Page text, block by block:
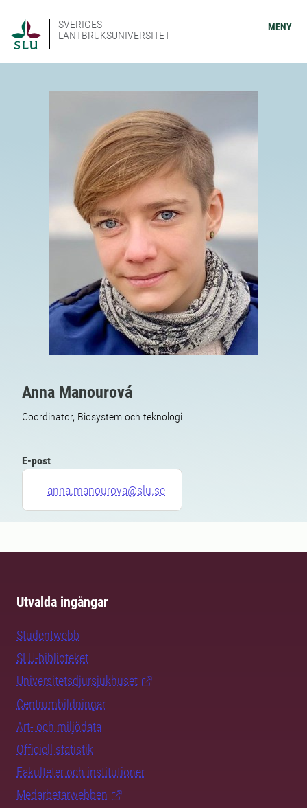
SVERIGES
LANTBRUKSUNIVERSITET
MENY
Anna Manourová
Coordinator, Biosystem och teknologi
E-post
anna.manourova@slu.se
Utvalda ingångar
Studentwebb
SLU-biblioteket
Universitetsdjursjukhuset
Centrumbildningar
Art- och miljödata
Officiell statistik
Fakulteter och institutioner
Medarbetarwebben